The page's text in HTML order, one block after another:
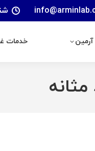
شنبه
آرمین خدمات
خدمات غیرحضوری